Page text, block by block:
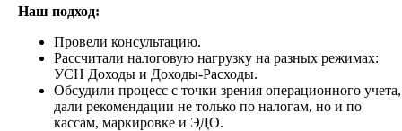
Наш подход:
Провели консультацию.
Рассчитали налоговую нагрузку на разных режимах:
УСН Доходы и Доходы-Расходы.
Обсудили процесс с точки зрения операционного учета,
дали рекомендации не только по налогам, но и по
кассам, маркировке и ЭДО.